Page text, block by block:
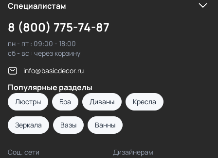
Cпециалистам
8 (800) 775-74-87
пн - пт : 09:00 - 18:00
сб - вс : через корзину
info@basicdecor.ru
Популярные разделы
Люстры Бра Диваны Кресла
Зеркала Вазы Ванны
Соц. сети Дизайнерам